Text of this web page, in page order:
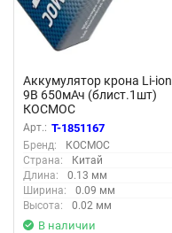
Аккумулятор крона Li-ion
9В 650мАч (блист.1шт)
КОСМОС
KOCLi9V650mAh1BL
Арт.: T-1851167
Бренд:
КОСМОС
Страна:
Китай
Длина:
0.13 мм
Ширина:
0.09 мм
Высота:
0.02 мм
В наличии